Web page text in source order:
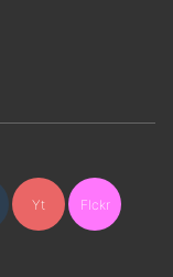
Yt Flckr